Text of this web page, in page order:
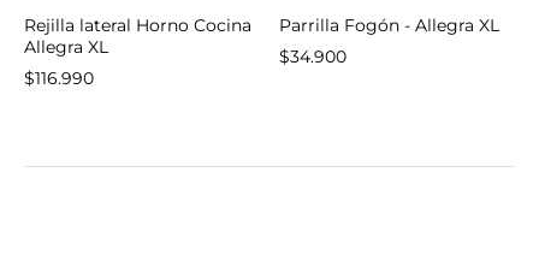
Rejilla lateral Horno Cocina
Allegra XL
$116.990
Parrilla Fogón - Allegra XL
$34.900